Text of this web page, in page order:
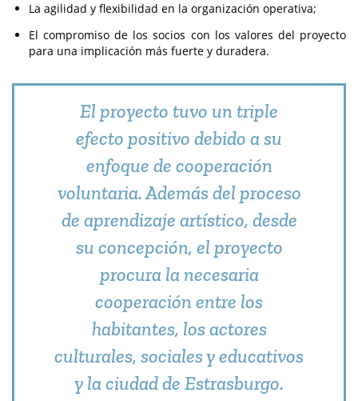
La agilidad y flexibilidad en la organización operativa;
El compromiso de los socios con los valores del proyecto
para una implicación más fuerte y duradera.
El proyecto tuvo un triple
efecto positivo debido a su
enfoque de cooperación
voluntaria. Además del proceso
de aprendizaje artístico, desde
su concepción, el proyecto
procura la necesaria
cooperación entre los
habitantes, los actores
culturales, sociales y educativos
y la ciudad de Estrasburgo.